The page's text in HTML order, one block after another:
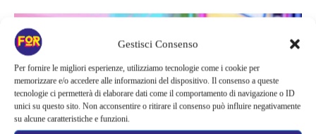
Gestisci Consenso
Per fornire le migliori esperienze, utilizziamo tecnologie come i cookie per
memorizzare e/o accedere alle informazioni del dispositivo. Il consenso a queste
tecnologie ci permetterà di elaborare dati come il comportamento di navigazione o ID
unici su questo sito. Non acconsentire o ritirare il consenso può influire negativamente
su alcune caratteristiche e funzioni.